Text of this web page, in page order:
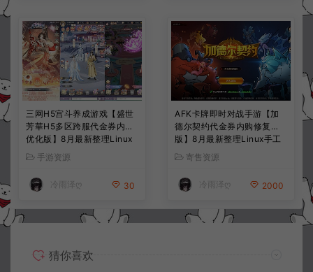
三网H5宫斗养成游戏【盛世
芳華H5多区跨服代金券内购
优化版】8月最新整理Linux
手工服务端+CDK授权后台
+全资源安卓+详细搭建教程
+视频教程
手游资源
冷雨泽ღ 30
AFK卡牌即时对战手游【加
德尔契约代金券内购修复
版】8月最新整理Linux手工
服务端+前后端全套源码+CD
K授权后台+安卓苹果双端
+详细搭建教程+视频教程
寄售资源
冷雨泽ღ 2000
猜你喜欢